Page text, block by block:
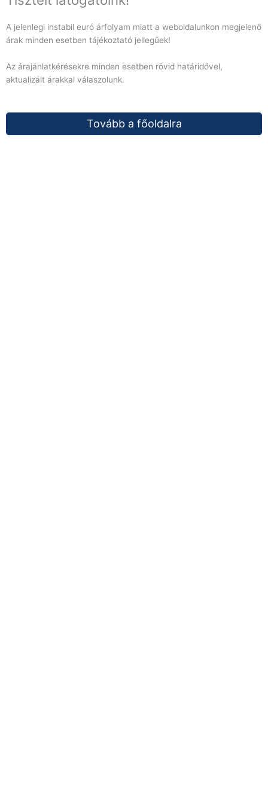
A jelenlegi instabil euró árfolyam miatt a weboldalunkon megjelenő
árak minden esetben tájékoztató jellegűek!
Az árajánlatkérésekre minden esetben rövid határidővel,
aktualizált árakkal válaszolunk.
Tovább a főoldalra